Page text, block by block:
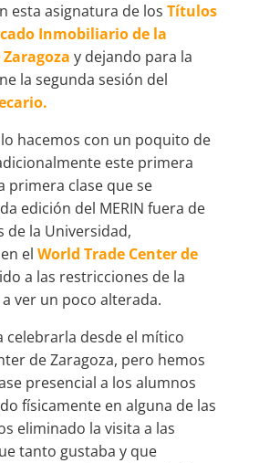
esta asignatura de los Títulos
Inmobiliario de la
y dejando para la
la segunda sesión del
hacemos con un poquito de
este primera
primera clase que se
edición del MERIN fuera de
de la Universidad,
el World Trade Center de
a las restricciones de la
ver un poco alterada.
celebrarla desde el mítico
de Zaragoza, pero hemos
presencial a los alumnos
físicamente en alguna de las
eliminado la visita a las
tanto gustaba y que